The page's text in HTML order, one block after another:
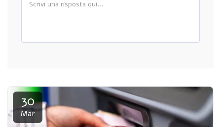
30
Mar